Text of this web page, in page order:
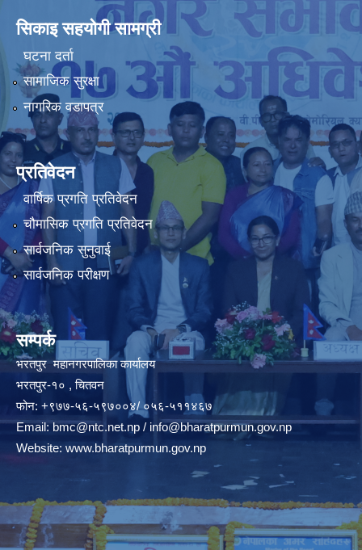
सिकाइ सहयोगी सामग्री
घटना दर्ता
सामाजिक सुरक्षा
नागरिक वडापत्र
प्रतिवेदन
वार्षिक प्रगति प्रतिवेदन
चौमासिक प्रगति प्रतिवेदन
सार्वजनिक सुनुवाई
सार्वजनिक परीक्षण
सम्पर्क
भरतपुर महानगरपालिका कार्यालय
भरतपुर-१० , चितवन
फोन: +९७७-५६-५९७००४/ ०५६-५११४६७
Email:bmc@ntc.net.np / info@bharatpurmun.gov.np
Website: www.bharatpurmun.gov.np